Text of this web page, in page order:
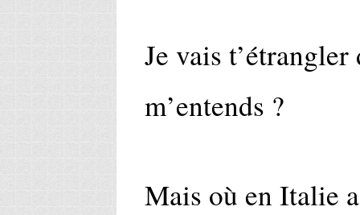
Je vais
m’entends ?
Mais où en Italie